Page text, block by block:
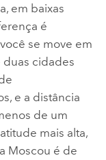
em baixas
é
se move em
duas cidades
e a distância
de um
mais alta,
Moscou é de